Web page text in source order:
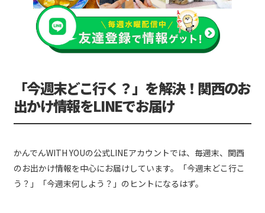
「今週末どこ行く？」を解決！関西のお
出かけ情報をLINEでお届け
かんでんWITH YOUの公式LINEアカウントでは、毎週末、関西
のお出かけ情報を中心にお届けしています。「今週末どこ行こ
う？」「今週末何しよう？」のヒントになるはず。